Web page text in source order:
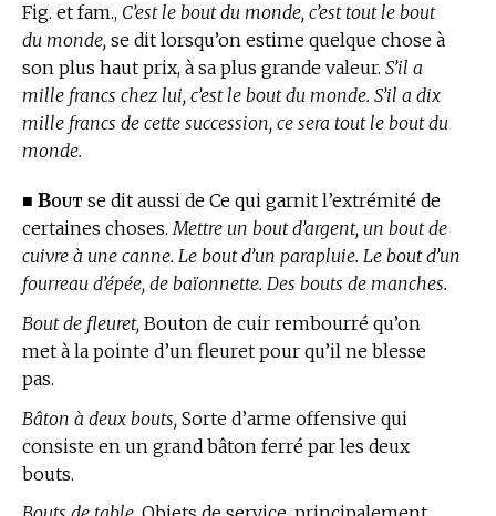
Fig. et fam., C’est le bout du monde, c’est tout le bout
du monde, se dit lorsqu’on estime quelque chose à
son plus haut prix, à sa plus grande valeur. S’il a
mille francs chez lui, c’est le bout du monde. S’il a dix
mille francs de cette succession, ce sera tout le bout du
monde.
■ Bout se dit aussi de Ce qui garnit l’extrémité de
certaines choses.Mettre un bout d’argent, un bout de
cuivre à une canne. Le bout d’un parapluie. Le bout d’un
fourreau d’épée, de baïonnette. Des bouts de manches.
Bout de fleuret, Bouton de cuir rembourré qu’on
met à la pointe d’un fleuret pour qu’il ne blesse
pas.
Bâton à deux bouts, Sorte d’arme offensive qui
consiste en un grand bâton ferré par les deux
bouts.